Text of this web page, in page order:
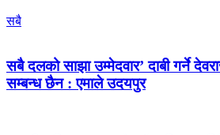
सबै
सबै दलको साझा उम्मेदवार’ दाबी गर्ने
सम्बन्ध छैन : एमाले उदयपुर